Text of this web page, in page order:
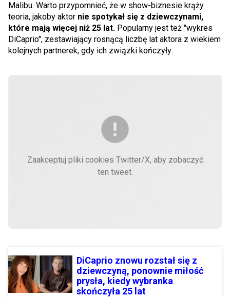
Malibu. Warto przypomnieć, że w show-biznesie krąży
teoria, jakoby aktor nie spotykał się z dziewczynami,
które mają więcej niż 25 lat. Popularny jest też "wykres
DiCaprio", zestawiający rosnącą liczbę lat aktora z wiekiem
kolejnych partnerek, gdy ich związki kończyły:
Zaakceptuj pliki cookies Twitter/X, aby zobaczyć
ten tweet.
DiCaprio znowu rozstał się z
dziewczyną, ponownie miłość
prysła, kiedy wybranka
skończyła 25 lat